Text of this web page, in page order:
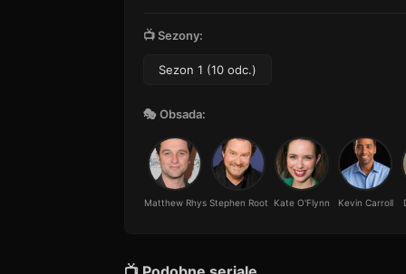
📺 Sezony:
Sezon 1 (10 odc.)
🎭 Obsada:
Matthew Rhys Stephen Root Kate O'Flynn Kevin Carroll